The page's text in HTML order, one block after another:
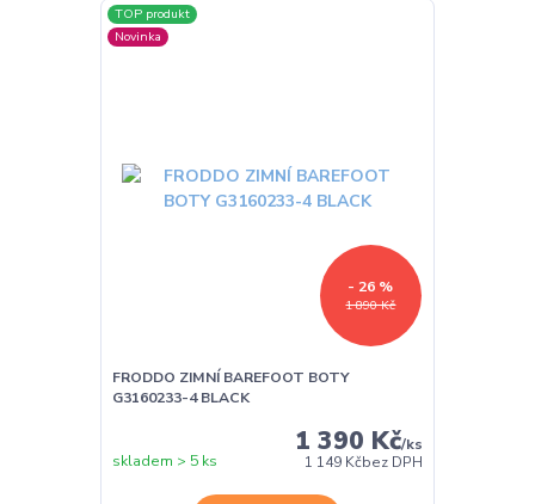
TOP produkt
Novinka
1 890 Kč
- 26 %
FRODDO ZIMNÍ BAREFOOT BOTY
G3160233-4 BLACK
1 390 Kč/ks
1 149 Kčbez DPH
skladem > 5 ks